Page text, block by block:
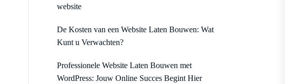
website
De Kosten van een Website Laten Bouwen: Wat
Kunt u Verwachten?
Professionele Website Laten Bouwen met
WordPress: Jouw Online Succes Begint Hier